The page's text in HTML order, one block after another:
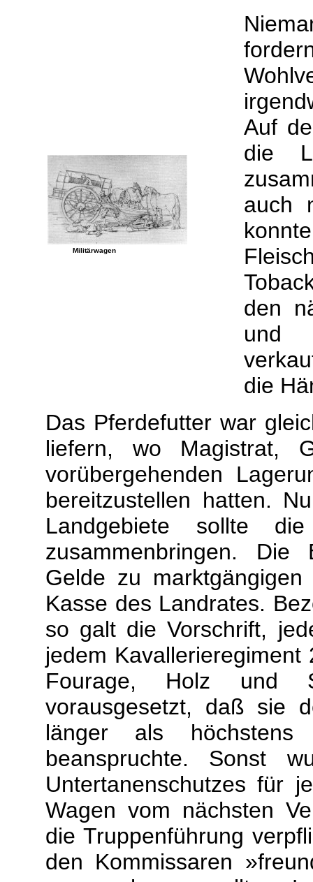
Militärwagen
Auf
die
auch
den
und
die
Das Pferdefutter war
liefern, wo Magistrat,
vorübergehenden
bereitzustellen hatten.
Landgebiete sollte
zusammenbringen.
Gelde zu
Kasse des Landrates.
so galt die Vorschrift,
jedem
Fourage, Holz und
vorausgesetzt, daß sie
länger als
beanspruchte. Sonst
Untertanenschutzes für
Wagen vom nächsten
die Truppenführung
den Kommissaren